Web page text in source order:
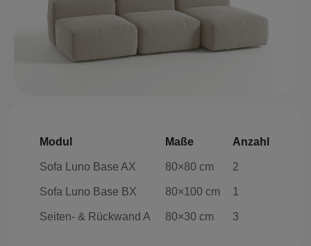
Modul Maße Anzahl
Sofa Luno Base AX 80×80 cm 2
Sofa Luno Base BX 80×100 cm 1
Seiten- & Rückwand A 80×30 cm 3